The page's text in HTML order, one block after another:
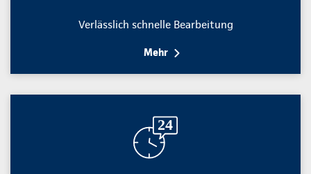
Verlässlich schnelle Bearbeitung
Mehr